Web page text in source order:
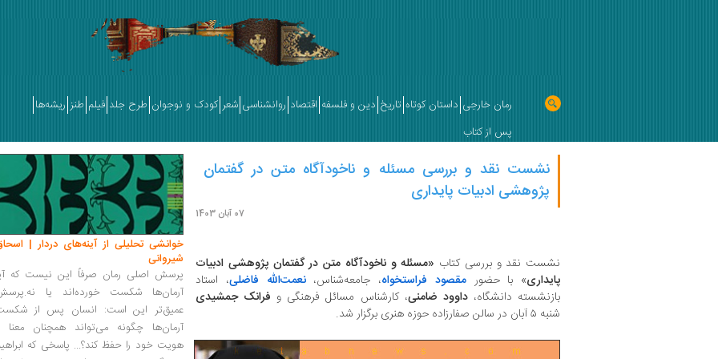
رمان خارجی داستان کوتاه تاریخ دین و فلسفه اقتصاد روانشناسی شعر کودک و نوجوان طرح جلد فیلم طنز ریشه‌ها
پس از کتاب
نشست نقد و بررسی مسئله و ناخودآگاه متن در گفتمان
پژوهشی ادبیات پایداری
07 آبان 1403
نشست نقد و بررسی کتاب «مسئله و ناخودآگاه متن در گفتمان پژوهشی ادبیات
پایداری» با حضورمقصود فراستخواه، جامعه‌شناس،نعمت‌الله فاضلی، استاد
بازنشسته دانشگاه،داوود ضامنی، کارشناس مسائل فرهنگی و فرانک جمشیدی
شنبه ۵ آبان در سالن صفارزاده حوزه هنری برگزار شد.
خوانشی تحلیلی از آینه‌های دردار |
شیروانی
پرسش اصلی رمان صرفاً این نیست که
آرمان‌ها شکست خورده‌اند یا
عمیق‌تر این است: انسان پس از
آرمان‌ها چگونه می‌تواند همچنان معنا
هویت خود را حفظ کند؟... پاسخی که